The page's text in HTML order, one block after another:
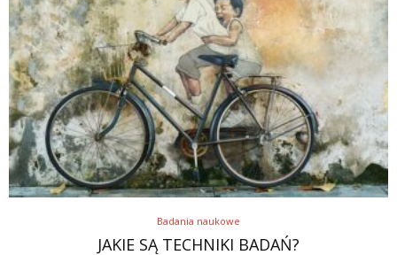
Badania naukowe
JAKIE SĄ TECHNIKI BADAŃ?